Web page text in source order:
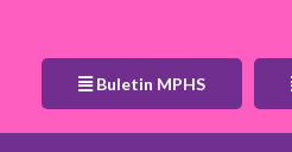
Buletin MPHS